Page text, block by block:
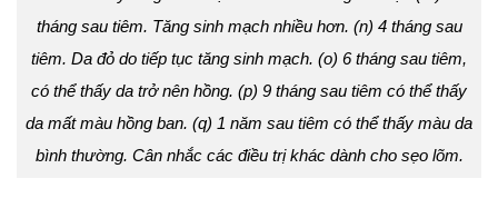
tháng sau tiêm. Tăng sinh mạch nhiều hơn. (n) 4 tháng sau
tiêm. Da đỏ do tiếp tục tăng sinh mạch. (o) 6 tháng sau tiêm,
có thể thấy da trở nên hồng. (p) 9 tháng sau tiêm có thể thấy
da mất màu hồng ban. (q) 1 năm sau tiêm có thể thấy màu da
bình thường. Cân nhắc các điều trị khác dành cho sẹo lõm.